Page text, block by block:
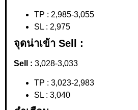
TP : 2,985-3,055
SL : 2,975
จุดน่าเข้า Sell :
Sell : 3,028-3,033
TP : 3,023-2,983
SL : 3,040